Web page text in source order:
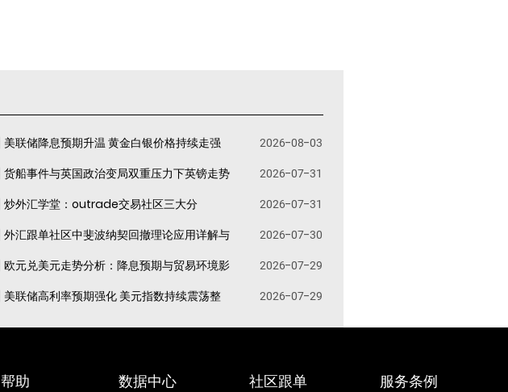
美联储降息预期升温 黄金白银价格持续走强
2026-08-03
货船事件与英国政治变局双重压力下英镑走势
2026-07-31
炒外汇学堂：outrade交易社区三大分
2026-07-31
外汇跟单社区中斐波纳契回撤理论应用详解与
2026-07-30
欧元兑美元走势分析：降息预期与贸易环境影
2026-07-29
美联储高利率预期强化 美元指数持续震荡整 2026-07-29
帮助 数据中心 社区跟单 服务条例